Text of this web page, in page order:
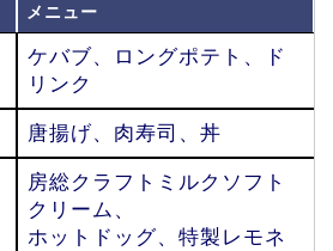
メニュー
ケバブ、ロングポテト、ド
リンク
唐揚げ、肉寿司、丼
房総クラフトミルクソフト
クリーム、
ホットドッグ、特製レモネ